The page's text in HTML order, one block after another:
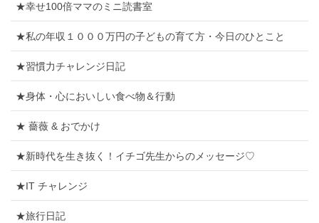
★幸せ100倍ママのミニ読書室
★私の年収１０００万円の子どもの育て方・今日のひとこと
★習慣力チャレンジ日記
★身体・心においしい食べ物＆行動
★ 薔薇 & おでかけ
★新時代を生き抜く！イチゴ先生からのメッセージ♡
★IT チャレンジ
★旅行日記